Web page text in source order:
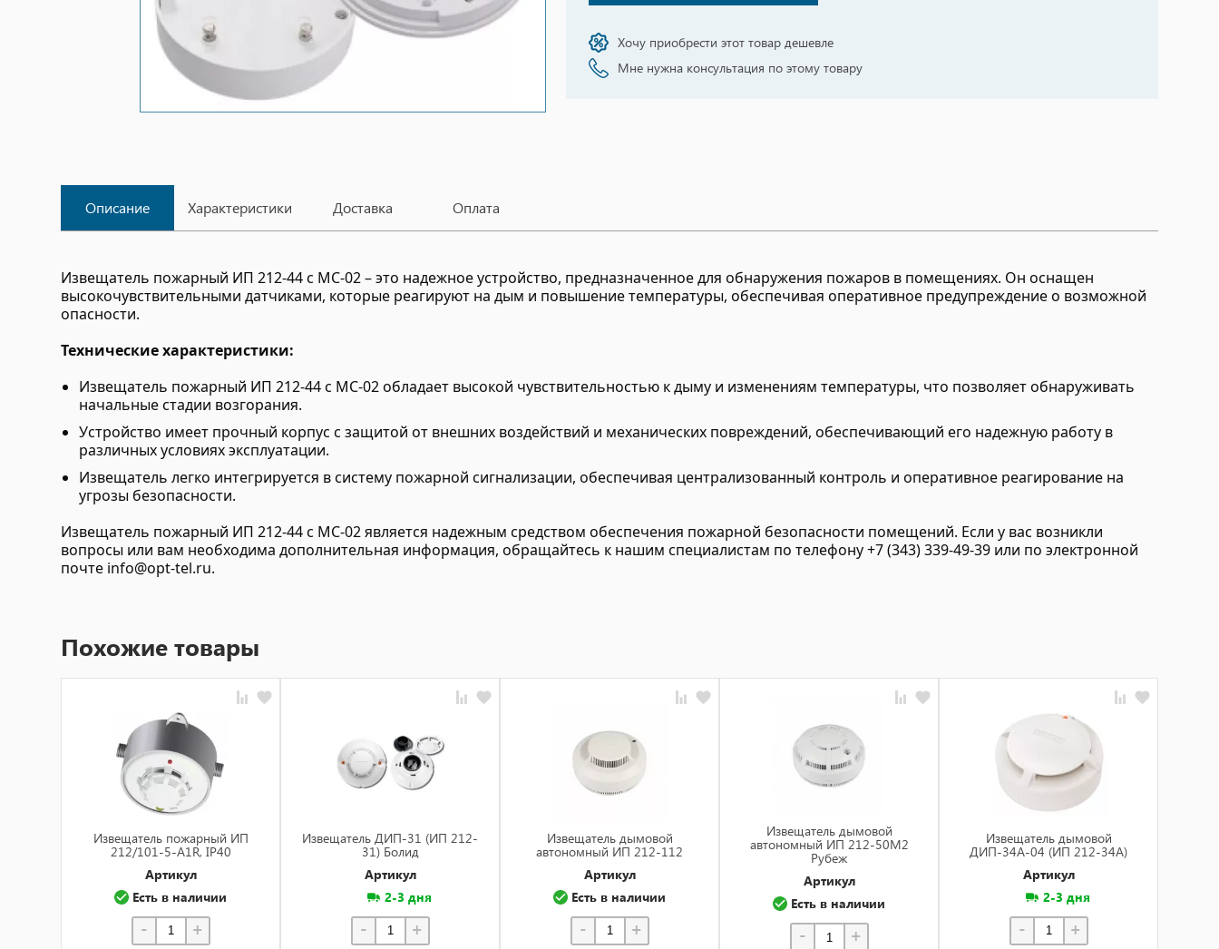
Хочу приобрести этот товар дешевле
Мне нужна консультация по этому товару
Описание Характеристики Доставка Оплата
Извещатель пожарный ИП 212-44 с МС-02 – это надежное устройство, предназначенное для обнаружения пожаров в помещениях. Он оснащен
высокочувствительными датчиками, которые реагируют на дым и повышение температуры, обеспечивая оперативное предупреждение о возможной
опасности.
Технические характеристики:
Извещатель пожарный ИП 212-44 с МС-02 обладает высокой чувствительностью к дыму и изменениям температуры, что позволяет обнаруживать
начальные стадии возгорания.
Устройство имеет прочный корпус с защитой от внешних воздействий и механических повреждений, обеспечивающий его надежную работу в
различных условиях эксплуатации.
Извещатель легко интегрируется в систему пожарной сигнализации, обеспечивая централизованный контроль и оперативное реагирование на
угрозы безопасности.
Извещатель пожарный ИП 212-44 с МС-02 является надежным средством обеспечения пожарной безопасности помещений. Если у вас возникли
вопросы или вам необходима дополнительная информация, обращайтесь к нашим специалистам по телефону +7 (343) 339-49-39 или по электронной
почте info@opt-tel.ru.
Похожие товары
Извещатель пожарный ИП
212/101-5-A1R, IP40
Артикул
Есть в наличии
- +
Извещатель ДИП-31 (ИП 212-
31) Болид
Артикул
2-3 дня
- +
Извещатель дымовой
автономный ИП 212-112
Артикул
Есть в наличии
- +
Извещатель дымовой
автономный ИП 212-50М2
Рубеж
Артикул
Есть в наличии
- +
Извещатель дымовой
ДИП-34А-04 (ИП 212-34А)
Артикул
2-3 дня
- +